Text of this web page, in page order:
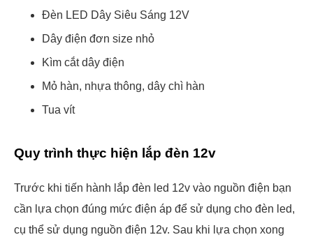
Đèn LED Dây Siêu Sáng 12V
Dây điện đơn size nhỏ
Kìm cắt dây điện
Mỏ hàn, nhựa thông, dây chì hàn
Tua vít
Quy trình thực hiện lắp đèn 12v
Trước khi tiến hành lắp đèn led 12v vào nguồn điện bạn
cần lựa chọn đúng mức điện áp để sử dụng cho đèn led,
cụ thể sử dụng nguồn điện 12v. Sau khi lựa chọn xong